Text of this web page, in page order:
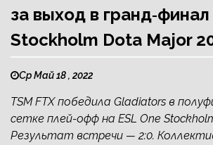
за выход в гранд‑финал
Stockholm Dota Major
Ср Май 18 , 2022
TSM FTX победила Gladiators в
сетке плей-офф на ESL One
Результат встречи — 2:0.